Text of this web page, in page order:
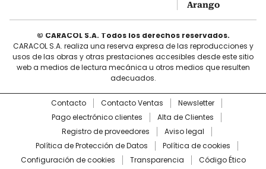
Arango
© CARACOL S.A. Todos los derechos reservados.
CARACOL S.A. realiza una reserva expresa de las reproducciones y
usos de las obras y otras prestaciones accesibles desde este sitio
web a medios de lectura mecánica u otros medios que resulten
adecuados.
Contacto Contacto Ventas
Newsletter
Pago electrónico clientes
Alta de Clientes
Registro de proveedores
Aviso legal
Política de Protección de Datos
Política de cookies
Configuración de cookies
Transparencia Código Ético